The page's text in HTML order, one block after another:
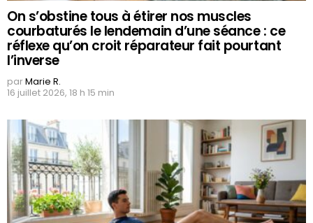
On s’obstine tous à étirer nos muscles
courbaturés le lendemain d’une séance : ce
réflexe qu’on croit réparateur fait pourtant
l’inverse
parMarie R.
16 juillet 2026, 18 h 15 min